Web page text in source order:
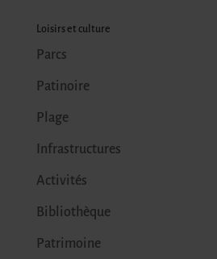
Loisirs et culture
Parcs
Patinoire
Plage
Infrastructures
Activités
Bibliothèque
Patrimoine